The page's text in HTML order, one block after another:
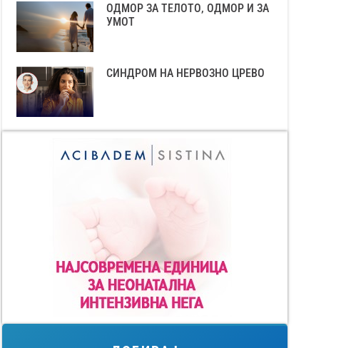
ОДМОР ЗА ТЕЛОТО, ОДМОР И ЗА
УМОТ
СИНДРОМ НА НЕРВОЗНО ЦРЕВО